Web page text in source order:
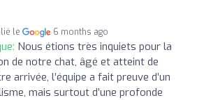
le 6 months ago
Nous étions très inquiets pour la
de notre chat, âgé et atteint de
arrivée, l’équipe a fait preuve d’un
mais surtout d’une profonde